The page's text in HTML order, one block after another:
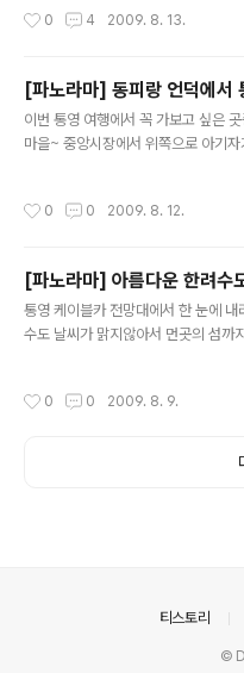
0 4 2009. 8. 13.
[파노라마] 동피랑 언덕에서
이번 통영 여행에서 꼭 가보고 싶은
마을~ 중앙시장에서 위쪽으로 아기자
언덕이 있는데 이곳에서 통영이 한눈
0 0 2009. 8. 12.
[파노라마] 아름다운 한려수
통영 케이블카 전망대에서 한 눈에 내
수도 날씨가 맑지않아서 먼곳의 섬까
0 0 2009. 8. 9.
티스토리
©